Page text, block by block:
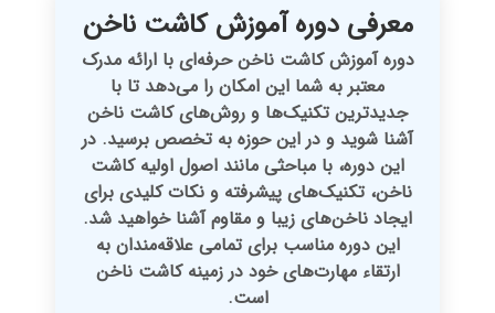
معرفی دوره آموزش کاشت ناخن
دوره آموزش کاشت ناخن حرفه‌ای با ارائه مدرک
معتبر به شما این امکان را می‌دهد تا با
جدیدترین تکنیک‌ها و روش‌های کاشت ناخن
آشنا شوید و در این حوزه به تخصص برسید. در
این دوره، با مباحثی مانند اصول اولیه کاشت
ناخن، تکنیک‌های پیشرفته و نکات کلیدی برای
ایجاد ناخن‌های زیبا و مقاوم آشنا خواهید شد.
این دوره مناسب برای تمامی علاقه‌مندان به
ارتقاء مهارت‌های خود در زمینه کاشت ناخن
است.